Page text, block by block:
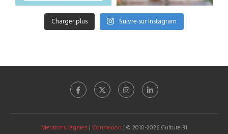
Charger plus Suivre sur Instagram
Mentions légales | Connexion | © 2010-2026 Culture 31